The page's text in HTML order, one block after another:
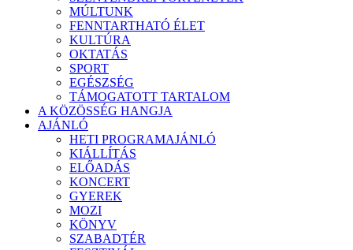
MÚLTUNK
FENNTARTHATÓ ÉLET
KULTÚRA
OKTATÁS
SPORT
EGÉSZSÉG
TÁMOGATOTT TARTALOM
A KÖZÖSSÉG HANGJA
AJÁNLÓ
HETI PROGRAMAJÁNLÓ
KIÁLLÍTÁS
ELŐADÁS
KONCERT
GYEREK
MOZI
KÖNYV
SZABADTÉR